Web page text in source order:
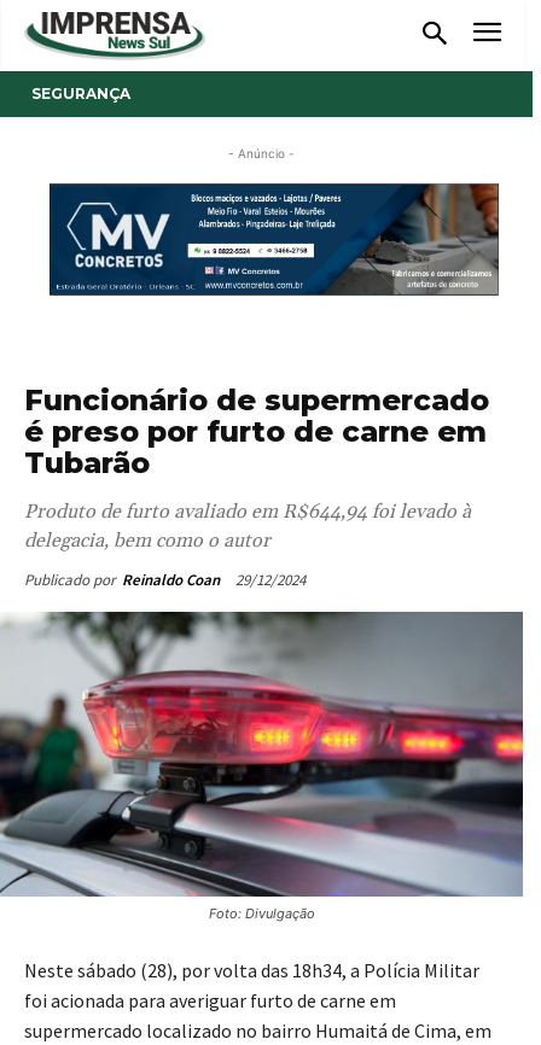
SEGURANÇA
- Anúncio -
Funcionário de supermercado
é preso por furto de carne em
Tubarão
Produto de furto avaliado em R$644,94 foi levado à
delegacia, bem como o autor
Publicado por Reinaldo Coan 29/12/2024
Foto: Divulgação
Neste sábado (28), por volta das 18h34, a Polícia Militar
foi acionada para averiguar furto de carne em
supermercado localizado no bairro Humaitá de Cima, em